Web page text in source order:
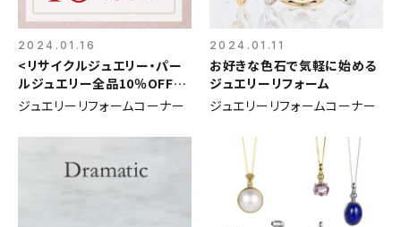
2024.01.16
<リサイクルジュエリー・パー
ルジュエリー全品10％OFF>
リニューアルセール
ジュエリーリフォームコーナー
2024.01.11
お好きな色石で気軽に始める
ジュエリーリフォーム
ジュエリーリフォームコーナー